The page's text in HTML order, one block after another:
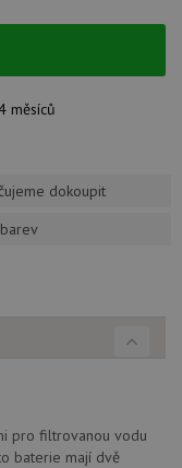
měsíců
dokoupit
pro filtrovanou vodu
baterie mají dvě